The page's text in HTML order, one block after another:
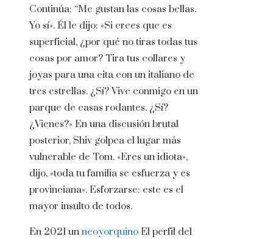
Continúa: “Me gustan las cosas bellas.
Yo sí». Él le dijo: «Si crees que es
superficial, ¿por qué no tiras todas tus
cosas por amor? Tira tus collares y
joyas para una cita con un italiano de
tres estrellas. ¿Sí? Vive conmigo en un
parque de casas rodantes. ¿Sí?
¿Vienes?» En una discusión brutal
posterior, Shiv golpea el lugar más
vulnerable de Tom. «Eres un idiota»,
dijo, «toda tu familia se esfuerza y ​​es
provinciana». Esforzarse: este es el
mayor insulto de todos.
En 2021 un neoyorquino El perfil del